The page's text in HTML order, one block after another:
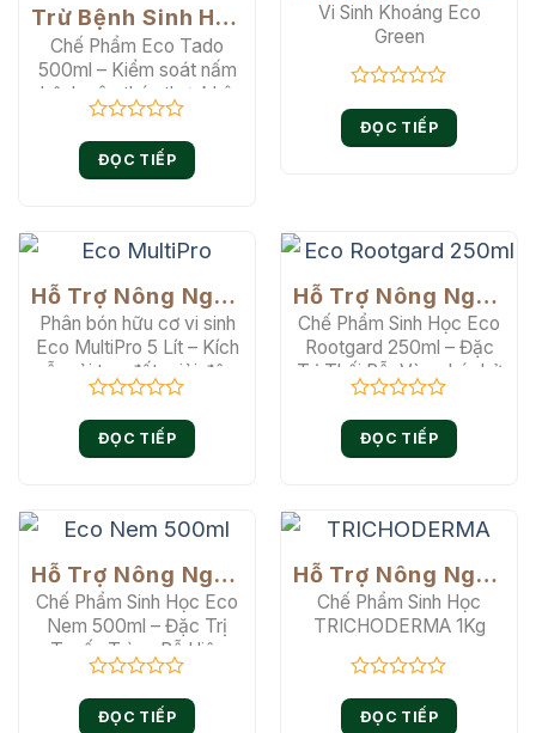
Trừ Bệnh Sinh Học
Chế Phẩm Eco Tado
500ml – Kiểm soát nấm
bệnh gây thán thư, khô
cành, khô quả , nấm
hồng, tảo đỏ
xếp
hạng
ĐỌC TIẾP
Vi Sinh Khoáng Eco
Green
xếp
hạng
ĐỌC TIẾP
Hỗ Trợ Nông Nghiệp
Phân bón hữu cơ vi sinh
Eco MultiPro 5 Lít – Kích
rễ, cải tạo đất, giải độc
phèn, chống vàng lá.
xếp
hạng
ĐỌC TIẾP
Hỗ Trợ Nông Nghiệp
Chế Phẩm Sinh Học Eco
Rootgard 250ml – Đặc
Trị Thối Rễ, Vàng Lá, Lở
Cổ Rễ Hiệu Quả
xếp
hạng
ĐỌC TIẾP
Hỗ Trợ Nông Nghiệp
Chế Phẩm Sinh Học Eco
Nem 500ml – Đặc Trị
Tuyến Trùng Rễ Hiệu
Quả
xếp
ĐỌC TIẾP
Hỗ Trợ Nông Nghiệp
Chế Phẩm Sinh Học
TRICHODERMA 1Kg
xếp
ĐỌC TIẾP